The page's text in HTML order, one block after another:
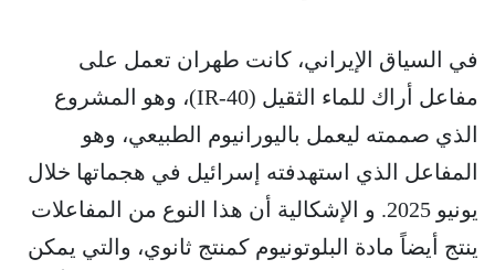
في السياق الإيراني، كانت طهران تعمل على
مفاعل أراك للماء الثقيل (IR-40)، وهو المشروع
الذي صممته ليعمل باليورانيوم الطبيعي، وهو
المفاعل الذي استهدفته إسرائيل في هجماتها خلال
يونيو 2025. و الإشكالية أن هذا النوع من المفاعلات
ينتج أيضاً مادة البلوتونيوم كمنتج ثانوي، والتي يمكن